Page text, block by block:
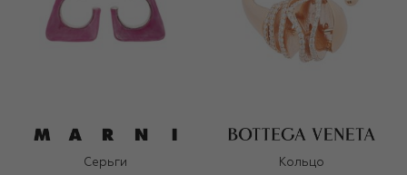
Серьги
Кольцо